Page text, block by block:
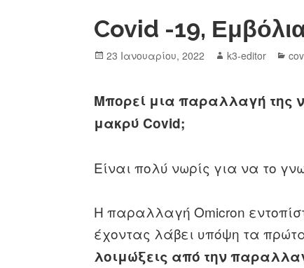
Covid -19,
23 Ιανουαρίου, 2022 k3-editor
Μπορεί μια παραλλαγή της
μακρύ Covid;
Είναι πολύ νωρίς για να το
Η παραλλαγή Omicron
έχοντας λάβει υπόψη τα
λοιμώξεις από την